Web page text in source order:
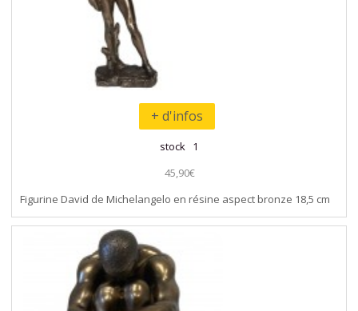
+ d'infos
stock 1
45,90€
Figurine David de Michelangelo en résine aspect bronze 18,5 cm